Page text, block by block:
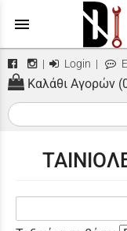
menu
| Login |
Καλάθι Αγορών